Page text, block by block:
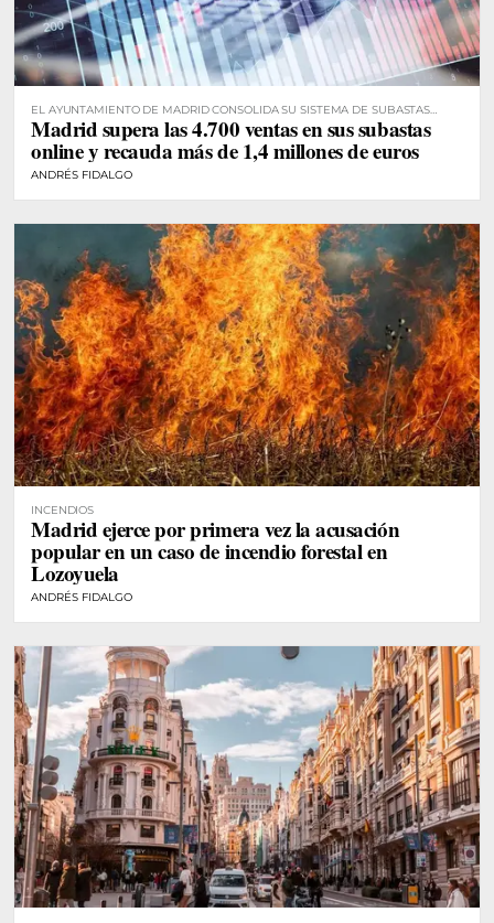
EL AYUNTAMIENTO DE MADRID CONSOLIDA SU SISTEMA DE SUBASTAS
DIGITALES
Madrid supera las 4.700 ventas en sus subastas
online y recauda más de 1,4 millones de euros
ANDRÉS FIDALGO
INCENDIOS
Madrid ejerce por primera vez la acusación
popular en un caso de incendio forestal en
Lozoyuela
ANDRÉS FIDALGO